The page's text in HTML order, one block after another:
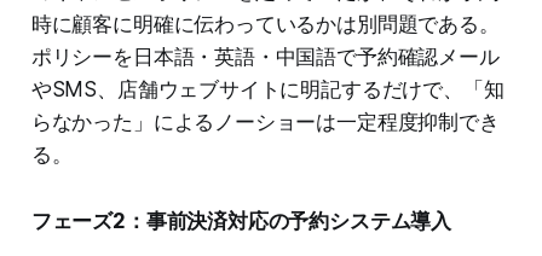
時に顧客に明確に伝わっているかは別問題である。
ポリシーを日本語・英語・中国語で予約確認メール
やSMS、店舗ウェブサイトに明記するだけで、「知
らなかった」によるノーショーは一定程度抑制でき
る。
フェーズ2：事前決済対応の予約システム導入